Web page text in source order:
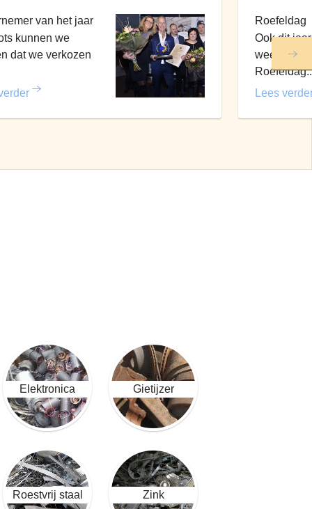
van het jaar
kunnen we
dat we verkozen
Roefeldag
Ook dit
weer van
Lees
Elektronica Gietijzer
Roestvrij staal Zink